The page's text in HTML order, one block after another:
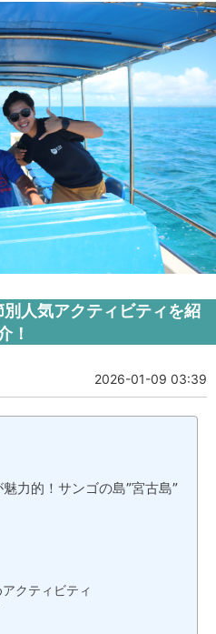
人気アクティビティを紹
！
2026-01-09 03:39
力的！サンゴの島”宮古島”
クティビティ